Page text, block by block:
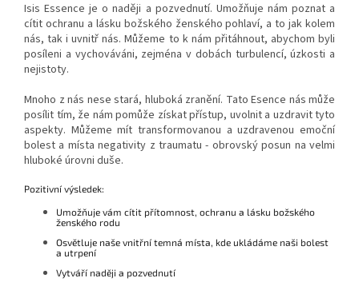
Isis Essence je o naději a pozvednutí. Umožňuje nám poznat a
cítit ochranu a lásku božského ženského pohlaví, a to jak kolem
nás, tak i uvnitř nás. Můžeme to k nám přitáhnout, abychom byli
posíleni a vychováváni, zejména v dobách turbulencí, úzkosti a
nejistoty.
Mnoho z nás nese stará, hluboká zranění. Tato Esence nás může
posílit tím, že nám pomůže získat přístup, uvolnit a uzdravit tyto
aspekty. Můžeme mít transformovanou a uzdravenou emoční
bolest a místa negativity z traumatu - obrovský posun na velmi
hluboké úrovni duše.
Pozitivní výsledek:
Umožňuje vám cítit přítomnost, ochranu a lásku božského
ženského rodu
Osvětluje naše vnitřní temná místa, kde ukládáme naši bolest
a utrpení
Vytváří naději a pozvednutí